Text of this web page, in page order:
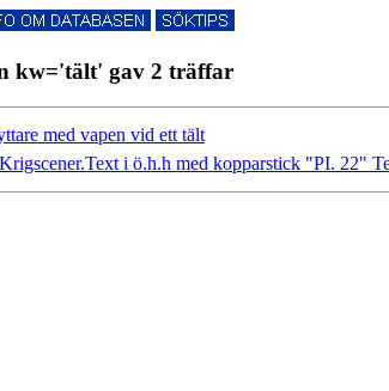
kw='tält' gav 2 träffar
med vapen vid ett tält
i ö.h.h med kopparstick "PI. 22"